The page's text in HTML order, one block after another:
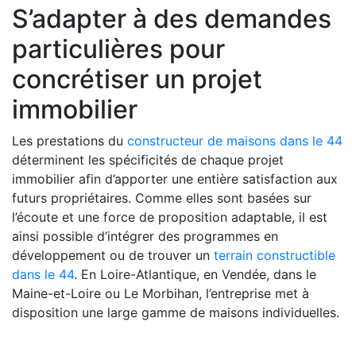
S’adapter à des demandes
particulières pour
concrétiser un projet
immobilier
Les prestations du constructeur de maisons dans le 44
déterminent les spécificités de chaque projet
immobilier afin d’apporter une entière satisfaction aux
futurs propriétaires. Comme elles sont basées sur
l’écoute et une force de proposition adaptable, il est
ainsi possible d’intégrer des programmes en
développement ou de trouver un terrain constructible
dans le 44. En Loire-Atlantique, en Vendée, dans le
Maine-et-Loire ou Le Morbihan, l’entreprise met à
disposition une large gamme de maisons individuelles.